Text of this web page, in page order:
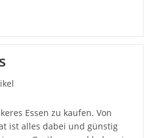
Essen zu kaufen. Von
ist alles dabei und günstig